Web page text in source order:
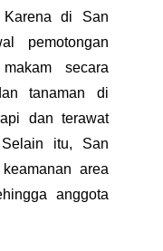
Karena di San
pemotongan
secara
tanaman di
dan terawat
itu, San
area
anggota